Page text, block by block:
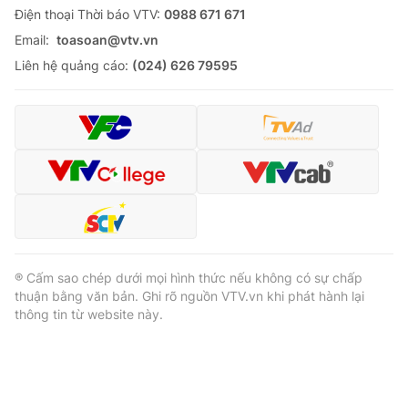
Ðiện thoại Thời báo VTV: 0988 671 671
Email: toasoan@vtv.vn
Liên hệ quảng cáo: (024) 626 79595
® Cấm sao chép dưới mọi hình thức nếu không có sự chấp
thuận bằng văn bản. Ghi rõ nguồn VTV.vn khi phát hành lại
thông tin từ website này.